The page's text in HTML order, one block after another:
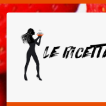
Salta
al
contenuto